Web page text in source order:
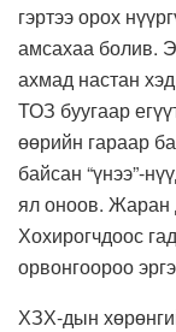
гэртээ орох
амсахаа болив.
ахмад настан
ТОЗ буугаар
өөрийн гараар
байсан “үнээ”-
ял оноов. Жаран
Хохирогчдоос
орвонгоороо
ХЗХ-дын